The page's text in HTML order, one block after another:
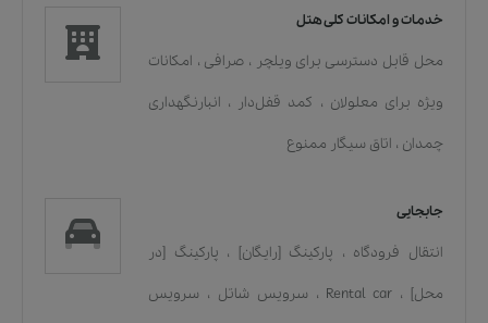
خدمات و امکانات کلی هتل
محل قابل دسترسی برای ویلچر ، صرافی ، امکانات
ویژه برای معلولان ، کمد قفل‌دار ، انبارنگهداری
چمدان ، اتاق سیگار ممنوع
جابجایی
انتقال فرودگاه ، پارکینگ [رایگان] ، پارکینگ [در
محل] ، Rental car ، سرویس شاتل ، سرویس